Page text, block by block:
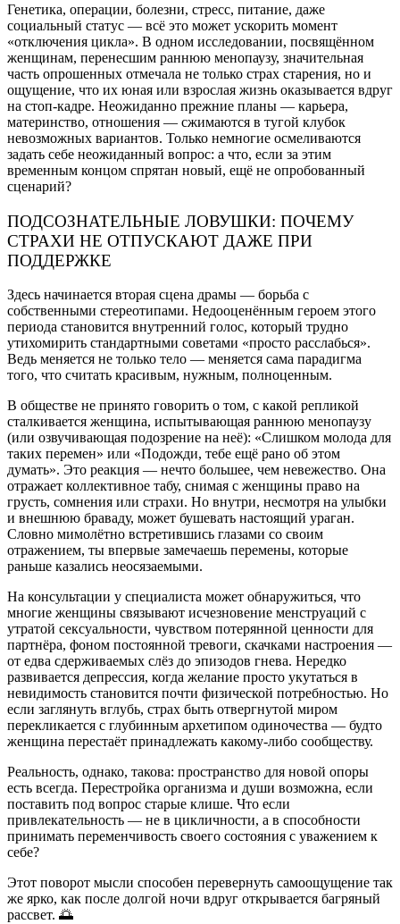
Генетика, операции, болезни, стресс, питание, даже
социальный статус — всё это может ускорить момент
«отключения цикла». В одном исследовании, посвящённом
женщинам, перенесшим раннюю менопаузу, значительная
часть опрошенных отмечала не только страх старения, но и
ощущение, что их юная или взрослая жизнь оказывается вдруг
на стоп-кадре. Неожиданно прежние планы — карьера,
материнство, отношения — сжимаются в тугой клубок
невозможных вариантов. Только немногие осмеливаются
задать себе неожиданный вопрос: а что, если за этим
временным концом спрятан новый, ещё не опробованный
сценарий?
ПОДСОЗНАТЕЛЬНЫЕ ЛОВУШКИ: ПОЧЕМУ
СТРАХИ НЕ ОТПУСКАЮТ ДАЖЕ ПРИ
ПОДДЕРЖКЕ
Здесь начинается вторая сцена драмы — борьба с
собственными стереотипами. Недооценённым героем этого
периода становится внутренний голос, который трудно
утихомирить стандартными советами «просто расслабься».
Ведь меняется не только тело — меняется сама парадигма
того, что считать красивым, нужным, полноценным.
В обществе не принято говорить о том, с какой репликой
сталкивается женщина, испытывающая раннюю менопаузу
(или озвучивающая подозрение на неё): «Слишком молода для
таких перемен» или «Подожди, тебе ещё рано об этом
думать». Это реакция — нечто большее, чем невежество. Она
отражает коллективное табу, снимая с женщины право на
грусть, сомнения или страхи. Но внутри, несмотря на улыбки
и внешнюю браваду, может бушевать настоящий ураган.
Словно мимолётно встретившись глазами со своим
отражением, ты впервые замечаешь перемены, которые
раньше казались неосязаемыми.
На консультации у специалиста может обнаружиться, что
многие женщины связывают исчезновение менструаций с
утратой сексуальности, чувством потерянной ценности для
партнёра, фоном постоянной тревоги, скачками настроения —
от едва сдерживаемых слёз до эпизодов гнева. Нередко
развивается депрессия, когда желание просто укутаться в
невидимость становится почти физической потребностью. Но
если заглянуть вглубь, страх быть отвергнутой миром
перекликается с глубинным архетипом одиночества — будто
женщина перестаёт принадлежать какому-либо сообществу.
Реальность, однако, такова: пространство для новой опоры
есть всегда. Перестройка организма и души возможна, если
поставить под вопрос старые клише. Что если
привлекательность — не в цикличности, а в способности
принимать переменчивость своего состояния с уважением к
себе?
Этот поворот мысли способен перевернуть самоощущение так
же ярко, как после долгой ночи вдруг открывается багряный
рассвет. 🌅